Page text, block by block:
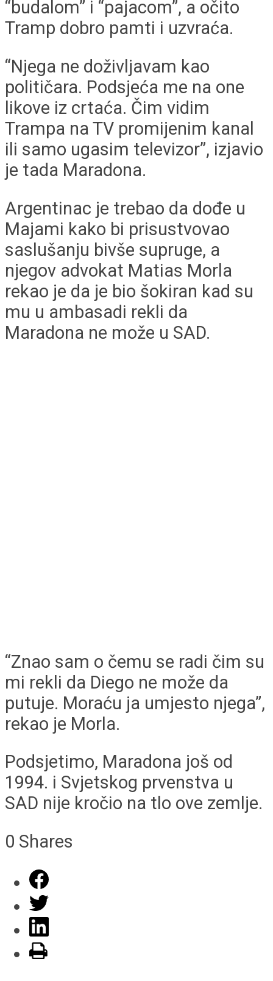
“budalom” i “pajacom”, a očito
Tramp dobro pamti i uzvraća.
“Njega ne doživljavam kao
političara. Podsjeća me na one
likove iz crtaća. Čim vidim
Trampa na TV promijenim kanal
ili samo ugasim televizor”, izjavio
je tada Maradona.
Argentinac je trebao da dođe u
Majami kako bi prisustvovao
saslušanju bivše supruge, a
njegov advokat Matias Morla
rekao je da je bio šokiran kad su
mu u ambasadi rekli da
Maradona ne može u SAD.
“Znao sam o čemu se radi čim su
mi rekli da Diego ne može da
putuje. Moraću ja umjesto njega”,
rekao je Morla.
Podsjetimo, Maradona još od
1994. i Svjetskog prvenstva u
SAD nije kročio na tlo ove zemlje.
0 Shares